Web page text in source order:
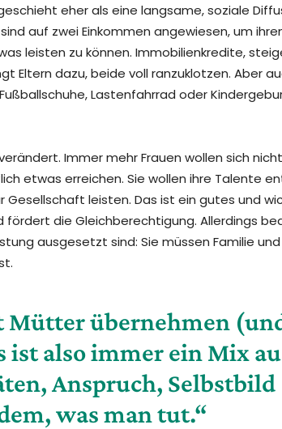
eher als eine langsame, soziale
auf zwei Einkommen angewiesen, um
leisten zu können. Immobilienkredite,
Eltern dazu, beide voll ranzuklotzen. Aber
Lastenfahrrad oder
Immer mehr Frauen wollen sich
etwas erreichen. Sie wollen ihre Talente
leisten. Das ist ein gutes und
fördert die Gleichberechtigung. Allerdings
ausgesetzt sind: Sie müssen Familie und
Mütter übernehmen
ist also immer ein Mix
Anspruch, Selbstbild
was man tut.“